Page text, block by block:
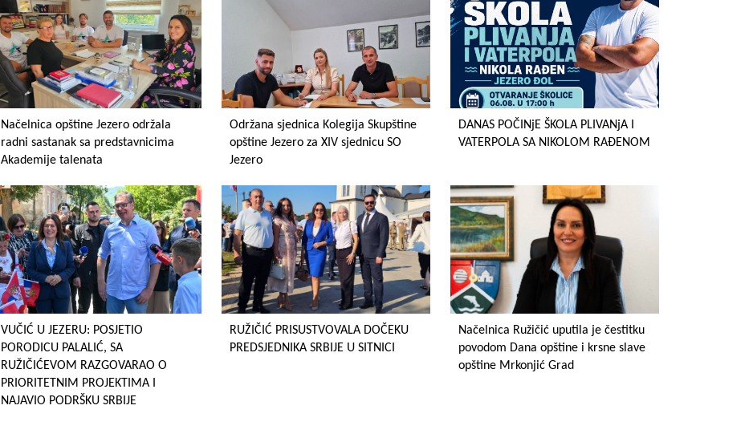
Načelnica opštine Jezero održala
radni sastanak sa predstavnicima
Akademije talenata
Održana sjednica Kolegija Skupštine
opštine Jezero za XIV sjednicu SO
Jezero
DANAS POČINjE ŠKOLA PLIVANjA I
VATERPOLA SA NIKOLOM RAĐENOM
VUČIĆ U JEZERU: POSJETIO
PORODICU PALALIĆ, SA
RUŽIČIĆEVOM RAZGOVARAO O
PRIORITETNIM PROJEKTIMA I
NAJAVIO PODRŠKU SRBIJE
RUŽIČIĆ PRISUSTVOVALA DOČEKU
PREDSJEDNIKA SRBIJE U SITNICI
Načelnica Ružičić uputila je čestitku
povodom Dana opštine i krsne slave
opštine Mrkonjić Grad